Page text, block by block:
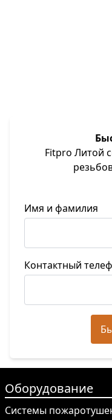
Fitpro Литой
Имя и фамилия
Контактный
Оборудование
Системы